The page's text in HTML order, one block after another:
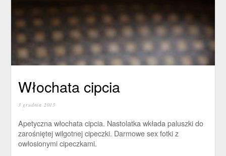
Włochata cipcia
3 grudnia 2015
Apetyczna włochata cipcia. Nastolatka wkłada paluszki do
zarośniętej wilgotnej cipeczki. Darmowe sex fotki z
owłosionymi cipeczkami.